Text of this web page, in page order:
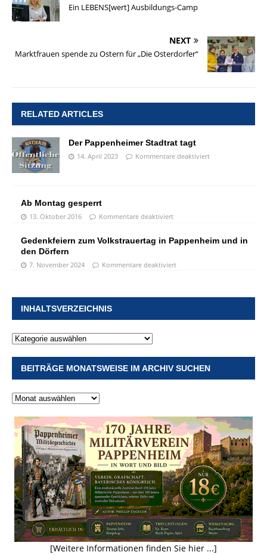
Ein LEBENS[wert] Ausbildungs-Camp
NEXT
Marktfrauen spende zu Ostern für „Die Osterdorfer“
RELATED ARTICLES
Der Pappenheimer Stadtrat tagt
14. April 2023 Kommentare deaktiviert
Ab Montag gesperrt
13. Oktober 2016 Kommentare deaktiviert
Gedenkfeiern zum Volkstrauertag in Pappenheim und in
den Dörfern
7. November 2024 Kommentare deaktiviert
INHALTSVERZEICHNIS
BEITRÄGE MONATSWEISE IM ARCHIV SUCHEN
[Weitere Informationen finden Sie hier ...]